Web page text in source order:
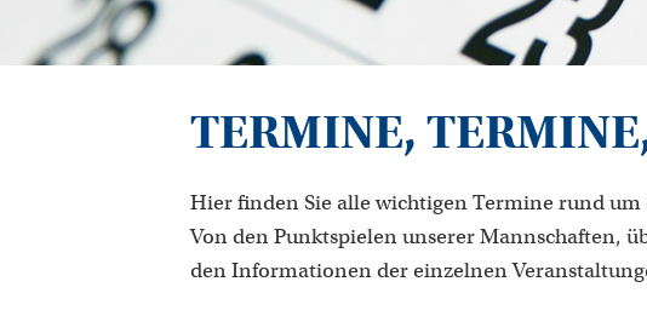
TERMINE,
Hier finden Sie alle wichtigen Termine rund um
Von den Punktspielen unserer Mannschaften,
den Informationen der einzelnen